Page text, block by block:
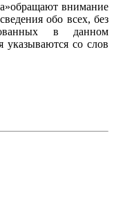
внимание
обо всех, без
в данном
указываются со слов